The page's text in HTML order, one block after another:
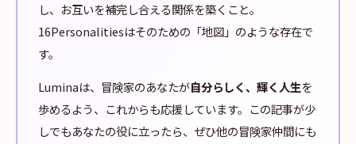
し、お互いを補完し合える関係を築くこと。
16Personalitiesはそのための「地図」のような存在で
す。
Luminaは、冒険家のあなたが自分らしく、輝く人生を
歩めるよう、これからも応援しています。この記事が少
しでもあなたの役に立ったら、ぜひ他の冒険家仲間にも